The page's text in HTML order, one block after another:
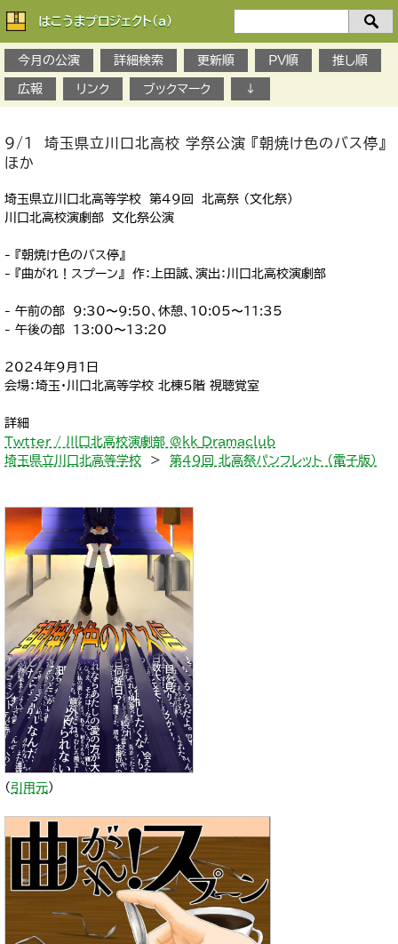
はこうまプロジェクト(a)
今月の公演
詳細検索 更新順 PV順 推し順
広報 リンク ブックマーク ↓
9/1 埼玉県立川口北高校 学祭公演 『朝焼け色のバス停』
ほか
埼玉県立川口北高等学校 第49回 北高祭 （文化祭）
川口北高校演劇部 文化祭公演
- 『朝焼け色のバス停』
- 『曲がれ！スプーン』 作：上田誠、演出：川口北高校演劇部
- 午前の部 9:30〜9:50、休憩、10:05〜11:35
- 午後の部 13:00〜13:20
2024年９月１日
会場：埼玉・川口北高等学校 北棟5階 視聴覚室
詳細
Twtter / 川口北高校演劇部 @kk_Dramaclub
埼玉県立川口北高等学校 ＞ 第49回 北高祭パンフレット （電子版）
（ 引用元）